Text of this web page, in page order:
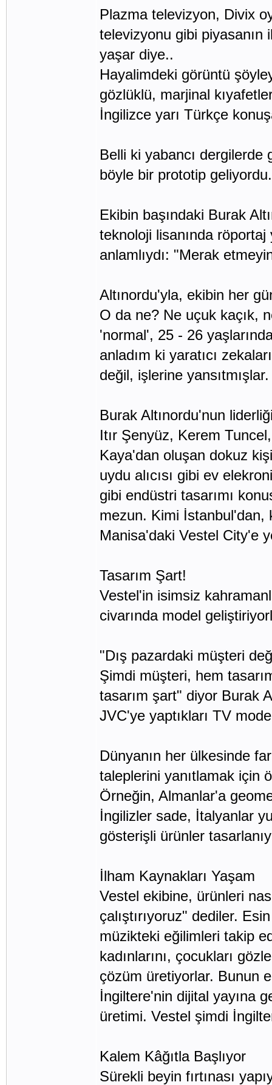
Plazma televizyon, Divix
televizyonu gibi piyasanın
yaşar diye..
Hayalimdeki görüntü
gözlüklü, marjinal
İngilizce yarı Türkçe
Belli ki yabancı dergilerde
böyle bir prototip geliyordu.
Ekibin başındaki Burak
teknoloji lisanında röportaj
anlamlıydı: "Merak
Altınordu'yla, ekibin her
O da ne? Ne uçuk kaçık,
'normal', 25 - 26
anladım ki yaratıcı
değil, işlerine
Burak Altınordu'nun
Itır Şenyüz, Kerem
Kaya'dan oluşan dokuz
uydu alıcısı gibi ev
gibi endüstri tasarımı
mezun. Kimi İstanbul'dan,
Manisa'daki Vestel City'e
Tasarım Şart!
Vestel'in isimsiz
civarında model
"Dış pazardaki müşteri
Şimdi müşteri, hem
tasarım şart" diyor Burak
JVC'ye yaptıkları TV
Dünyanın her ülkesinde
taleplerini yanıtlamak için
Örneğin, Almanlar'a
İngilizler sade, İtalyanlar
gösterişli ürünler
İlham Kaynakları Yaşam
Vestel ekibine, ürünleri
çalıştırıyoruz" dediler.
müzikteki eğilimleri takip
kadınlarını, çocukları
çözüm üretiyorlar. Bunun
İngiltere'nin dijital yayına
üretimi. Vestel şimdi
Kalem Kâğıtla Başlıyor
Sürekli beyin fırtınası